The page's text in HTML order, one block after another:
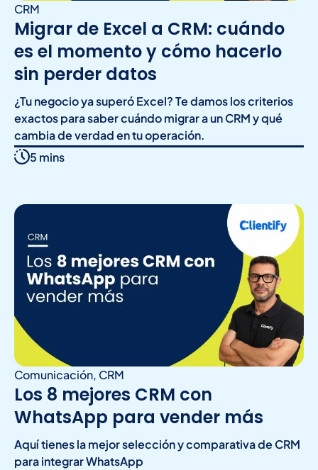
CRM
Migrar de Excel a CRM: cuándo
es el momento y cómo hacerlo
sin perder datos
¿Tu negocio ya superó Excel? Te damos los criterios
exactos para saber cuándo migrar a un CRM y qué
cambia de verdad en tu operación.
5 mins
Comunicación, CRM
Los 8 mejores CRM con
WhatsApp para vender más
Aquí tienes la mejor selección y comparativa de CRM
para integrar WhatsApp